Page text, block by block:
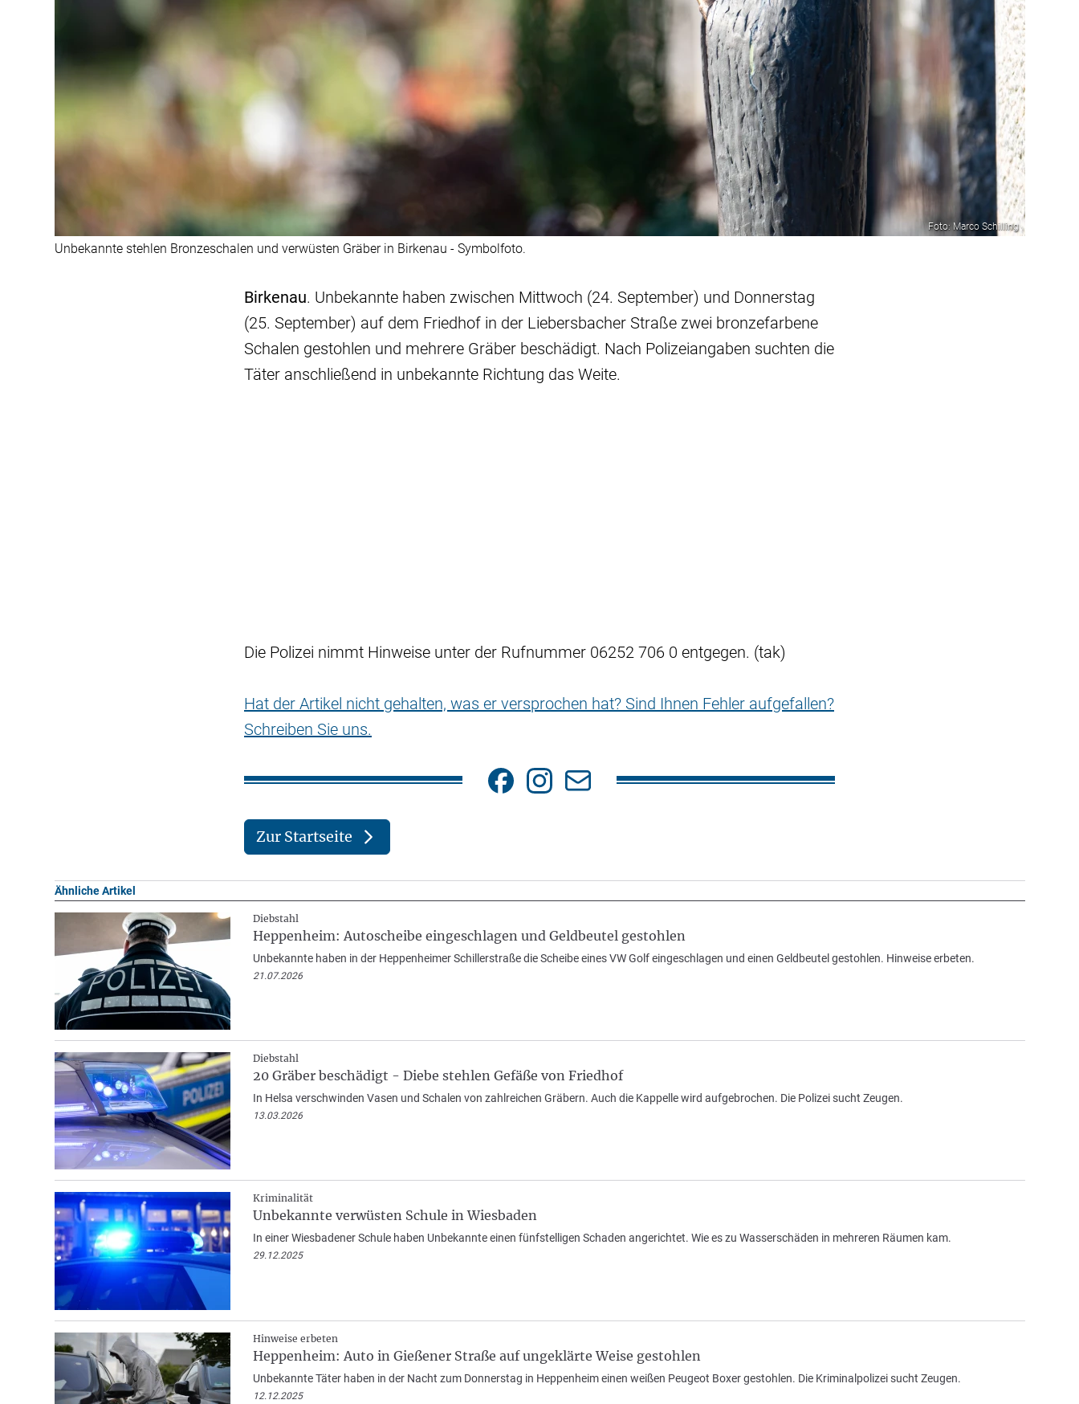
Foto: Marco Schilling
Unbekannte stehlen Bronzeschalen und verwüsten Gräber in Birkenau - Symbolfoto.
Birkenau. Unbekannte haben zwischen Mittwoch (24. September) und Donnerstag
(25. September) auf dem Friedhof in der Liebersbacher Straße zwei bronzefarbene
Schalen gestohlen und mehrere Gräber beschädigt. Nach Polizeiangaben suchten die
Täter anschließend in unbekannte Richtung das Weite.
Die Polizei nimmt Hinweise unter der Rufnummer 06252 706 0 entgegen. (tak)
Hat der Artikel nicht gehalten, was er versprochen hat? Sind Ihnen Fehler aufgefallen?
Schreiben Sie uns.
Zur Startseite
Ähnliche Artikel
Diebstahl
Heppenheim: Autoscheibe eingeschlagen und Geldbeutel gestohlen
Unbekannte haben in der Heppenheimer Schillerstraße die Scheibe eines VW Golf eingeschlagen und einen Geldbeutel gestohlen. Hinweise erbeten.
21.07.2026
Diebstahl
20 Gräber beschädigt - Diebe stehlen Gefäße von Friedhof
In Helsa verschwinden Vasen und Schalen von zahlreichen Gräbern. Auch die Kappelle wird aufgebrochen. Die Polizei sucht Zeugen.
13.03.2026
Kriminalität
Unbekannte verwüsten Schule in Wiesbaden
In einer Wiesbadener Schule haben Unbekannte einen fünfstelligen Schaden angerichtet. Wie es zu Wasserschäden in mehreren Räumen kam.
29.12.2025
Hinweise erbeten
Heppenheim: Auto in Gießener Straße auf ungeklärte Weise gestohlen
Unbekannte Täter haben in der Nacht zum Donnerstag in Heppenheim einen weißen Peugeot Boxer gestohlen. Die Kriminalpolizei sucht Zeugen.
12.12.2025